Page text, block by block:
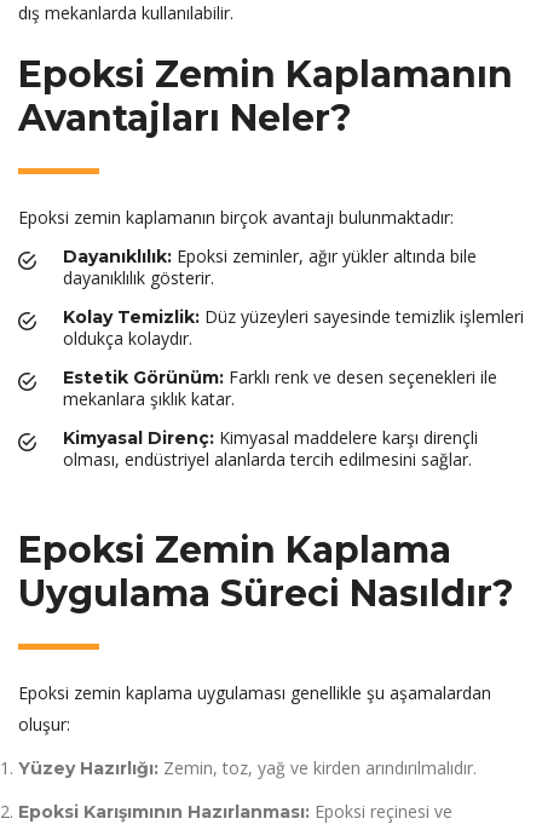
dış mekanlarda kullanılabilir.
Epoksi Zemin Kaplamanın
Avantajları Neler?
Epoksi zemin kaplamanın birçok avantajı bulunmaktadır:
Dayanıklılık: Epoksi zeminler, ağır yükler altında bile
dayanıklılık gösterir.
Kolay Temizlik: Düz yüzeyleri sayesinde temizlik işlemleri
oldukça kolaydır.
Estetik Görünüm: Farklı renk ve desen seçenekleri ile
mekanlara şıklık katar.
Kimyasal Direnç: Kimyasal maddelere karşı dirençli
olması, endüstriyel alanlarda tercih edilmesini sağlar.
Epoksi Zemin Kaplama
Uygulama Süreci Nasıldır?
Epoksi zemin kaplama uygulaması genellikle şu aşamalardan
oluşur:
Yüzey Hazırlığı: Zemin, toz, yağ ve kirden arındırılmalıdır.
Epoksi Karışımının Hazırlanması: Epoksi reçinesi ve